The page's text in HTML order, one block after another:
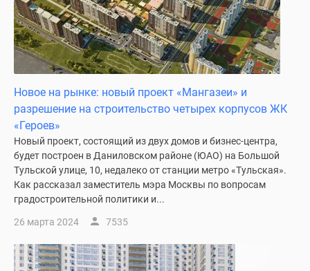
Новое на рынке: новый проект «Мангазеи» и
разрешение на строительство четырех корпусов ЖК
«Героев»
Новый проект, состоящий из двух домов и бизнес-центра,
будет построен в Даниловском районе (ЮАО) на Большой
Тульской улице, 10, недалеко от станции метро «Тульская».
Как рассказал заместитель мэра Москвы по вопросам
градостроительной политики и...
26 марта 2024 7535